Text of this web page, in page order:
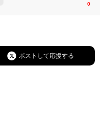
0
ポストして応援する